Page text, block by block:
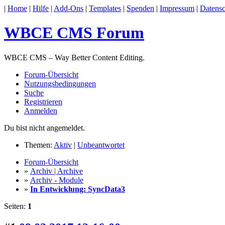
| Home | Hilfe | Add-Ons | Templates | Spenden | Impressum |
WBCE CMS Forum
WBCE CMS – Way Better Content Editing.
Forum-Übersicht
Nutzungsbedingungen
Suche
Registrieren
Anmelden
Du bist nicht angemeldet.
Themen: Aktiv | Unbeantwortet
Forum-Übersicht
» Archiv | Archive
» Archiv - Module
» In Entwicklung: SyncData3
Seiten: 1